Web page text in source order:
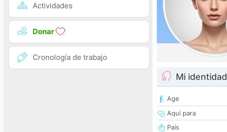
Actividades
Donar
Cronología de trabajo
Mi identidad
Age
Aquí para
País